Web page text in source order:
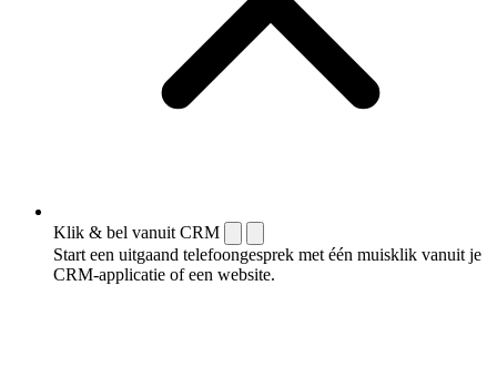
Klik & bel vanuit CRM
Start een uitgaand telefoongesprek met één muisklik vanuit je
CRM-applicatie of een website.